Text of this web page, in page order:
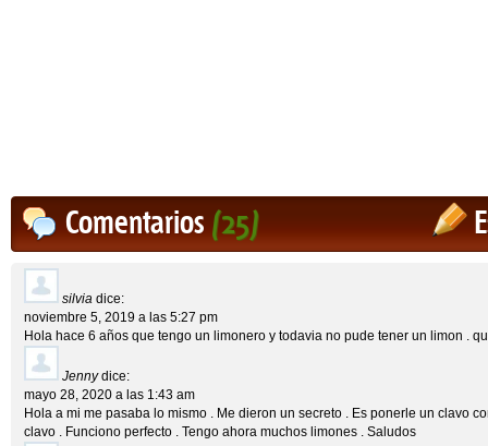
Comentarios(25)
silvia dice:
noviembre 5, 2019 a las 5:27 pm
Hola hace 6 años que tengo un limonero y todavia no pude tener un limon .
Jenny dice:
mayo 28, 2020 a las 1:43 am
Hola a mi me pasaba lo mismo . Me dieron un secreto . Es ponerle un clavo
clavo . Funciono perfecto . Tengo ahora muchos limones . Saludos